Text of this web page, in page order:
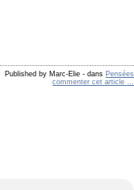
Published by Marc-Elie - dans Pensées
commenter cet article